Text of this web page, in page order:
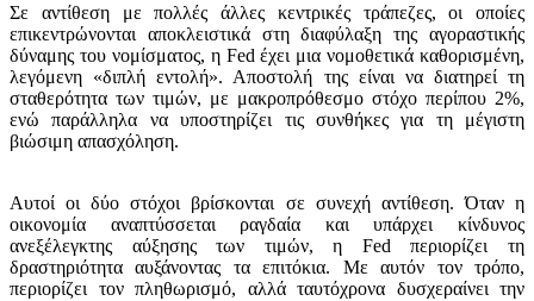
Σε αντίθεση με πολλές άλλες κεντρικές τράπεζες, οι οποίες
επικεντρώνονται αποκλειστικά στη διαφύλαξη της αγοραστικής
δύναμης του νομίσματος, η Fed έχει μια νομοθετικά καθορισμένη,
λεγόμενη «διπλή εντολή». Αποστολή της είναι να διατηρεί τη
σταθερότητα των τιμών, με μακροπρόθεσμο στόχο περίπου 2%,
ενώ παράλληλα να υποστηρίζει τις συνθήκες για τη μέγιστη
βιώσιμη απασχόληση.
Αυτοί οι δύο στόχοι βρίσκονται σε συνεχή αντίθεση. Όταν η
οικονομία αναπτύσσεται ραγδαία και υπάρχει κίνδυνος
ανεξέλεγκτης αύξησης των τιμών, η Fed περιορίζει τη
δραστηριότητα αυξάνοντας τα επιτόκια. Με αυτόν τον τρόπο,
περιορίζει τον πληθωρισμό, αλλά ταυτόχρονα δυσχεραίνει την